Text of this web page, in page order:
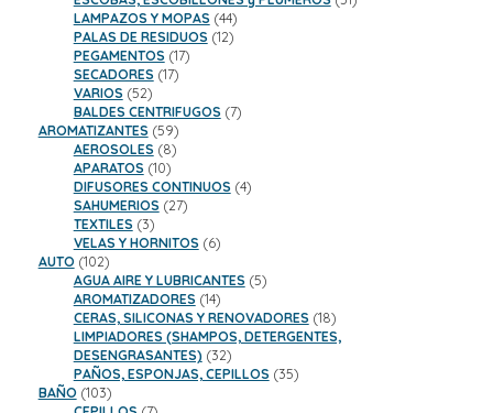
LAMPAZOS Y MOPAS 4444
productos
PALAS DE RESIDUOS 1212
PEGAMENTOS 1717
SECADORES 1717
VARIOS 5252
productos
BALDES CENTRIFUGOS 77
AROMATIZANTES 5959
productos
AEROSOLES 88
productos
APARATOS 1010
productos
DIFUSORES CONTINUOS 44
SAHUMERIOS 2727
TEXTILES 33
productos
VELAS Y HORNITOS 66
AUTO 102102
productos
AGUA AIRE Y LUBRICANTES 55
AROMATIZADORES 1414
productos
CERAS, SILICONAS Y RENOVADORES 1818
productos
LIMPIADORES (SHAMPOS, DETERGENTES,
DESENGRASANTES) 3232
productos
PAÑOS, ESPONJAS, CEPILLOS 3535
BAÑO 103103